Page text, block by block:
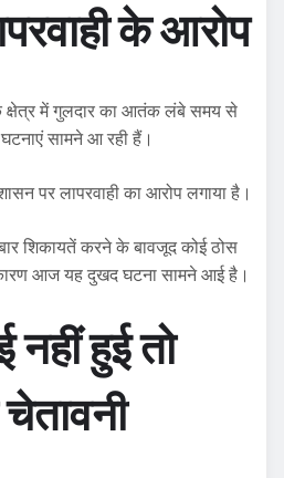
के आरोप
क्षेत्र में गुलदार का आतंक लंबे समय से
सामने आ रही हैं।
पर लापरवाही का आरोप लगाया है।
शिकायतें करने के बावजूद कोई ठोस
कारण आज यह दुखद घटना सामने आई है।
नहीं हुई तो